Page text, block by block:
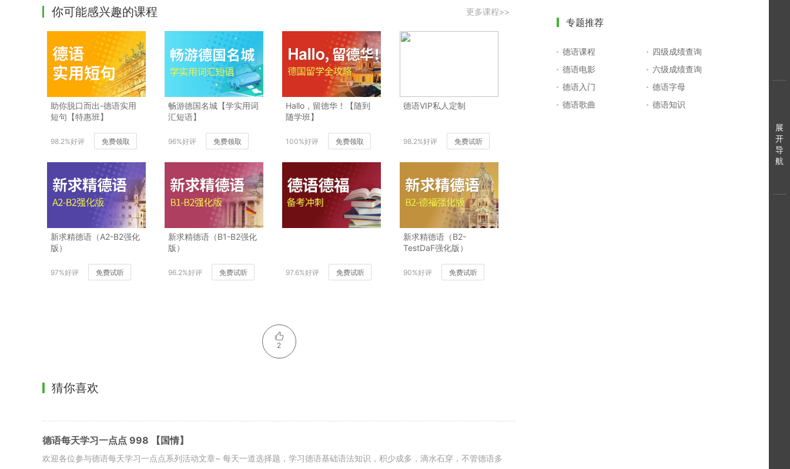
你可能感兴趣的课程 更多课程>>
助你脱口而出-德语实用
短句【特惠班】
98.2%好评 免费领取
畅游德国名城【学实用词
汇短语】
96%好评 免费领取
Hallo，留德华！【随到
随学班】
100%好评 免费领取
德语VIP私人定制
98.2%好评 免费试听
新求精德语（A2-B2强化
版）
97%好评 免费试听
新求精德语（B1-B2强化
版）
96.2%好评 免费试听 97.6%好评 免费试听
新求精德语（B2-
TestDaF强化版）
90%好评 免费试听
2
猜你喜欢
德语每天学习一点点 998 【国情】
欢迎各位参与德语每天学习一点点系列活动文章~ 每天一道选择题，学习德语基础语法知识，积少成多，滴水石穿，不管德语多
专题推荐
德语课程
四级成绩查询
德语电影
六级成绩查询
德语入门
德语字母
德语歌曲
德语知识
展
开
导
航